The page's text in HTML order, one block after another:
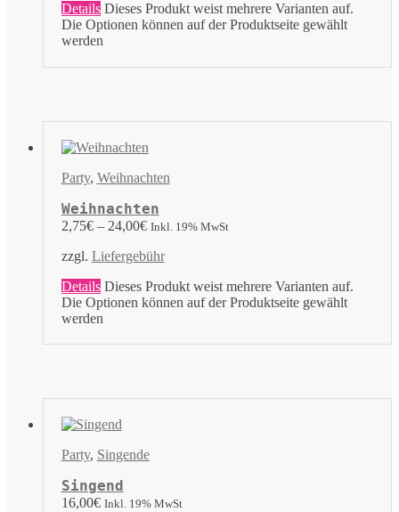
Details Dieses Produkt weist mehrere Varianten auf.
Die Optionen können auf der Produktseite gewählt
werden
Party, Weihnachten
Weihnachten
2,75€– 24,00€ Inkl. 19% MwSt
zzgl. Liefergebühr
Details Dieses Produkt weist mehrere Varianten auf.
Die Optionen können auf der Produktseite gewählt
werden
Party, Singende
Singend
16,00€ Inkl. 19% MwSt